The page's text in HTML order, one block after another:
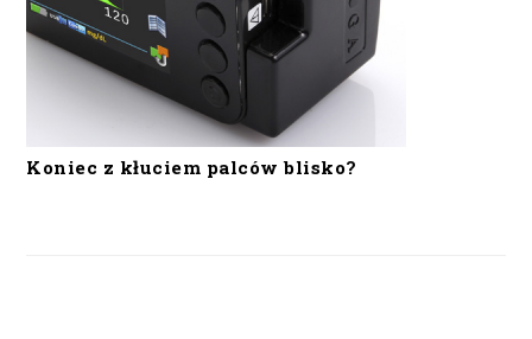
Koniec z kłuciem palców blisko?